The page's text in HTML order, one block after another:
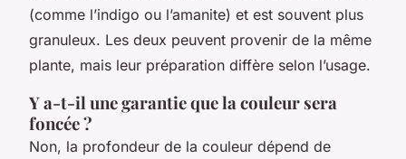
(comme l’indigo ou l’amanite) et est souvent plus
granuleux. Les deux peuvent provenir de la même
plante, mais leur préparation diffère selon l’usage.
Y a-t-il une garantie que la couleur sera
foncée ?
Non, la profondeur de la couleur dépend de